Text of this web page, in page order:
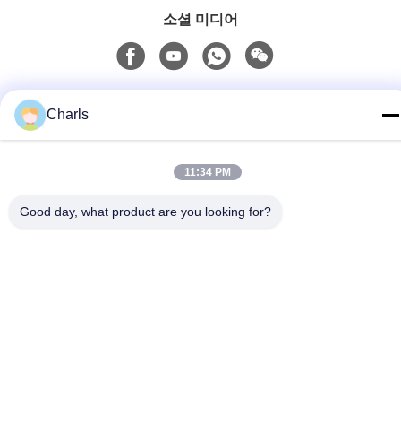
소셜 미디어
Charls@gabionmachinery.com
Charls
11:34 PM
Good day, what product are you looking for?